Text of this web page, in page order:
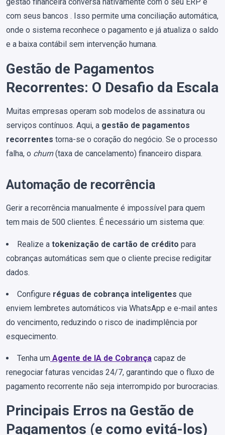
com seus bancos . Isso permite uma conciliação automática,
onde o sistema reconhece o pagamento e já atualiza o saldo
e a baixa contábil sem intervenção humana.
Gestão de Pagamentos
Recorrentes: O Desafio da Escala
Muitas empresas operam sob modelos de assinatura ou
serviços contínuos. Aqui, a gestão de pagamentos
recorrentes torna-se o coração do negócio. Se o processo
falha, o churn(taxa de cancelamento) financeiro dispara.
Automação de recorrência
Gerir a recorrência manualmente é impossível para quem
tem mais de 500 clientes. É necessário um sistema que:
Realize a tokenização de cartão de crédito para
cobranças automáticas sem que o cliente precise redigitar
dados.
Configure réguas de cobrança inteligentes que
enviem lembretes automáticos via WhatsApp e e-mail antes
do vencimento, reduzindo o risco de inadimplência por
esquecimento.
Tenha um Agente de IA de Cobrança capaz de
renegociar faturas vencidas 24/7, garantindo que o fluxo de
pagamento recorrente não seja interrompido por burocracias.
Principais Erros na Gestão de
Pagamentos (e como evitá-los)